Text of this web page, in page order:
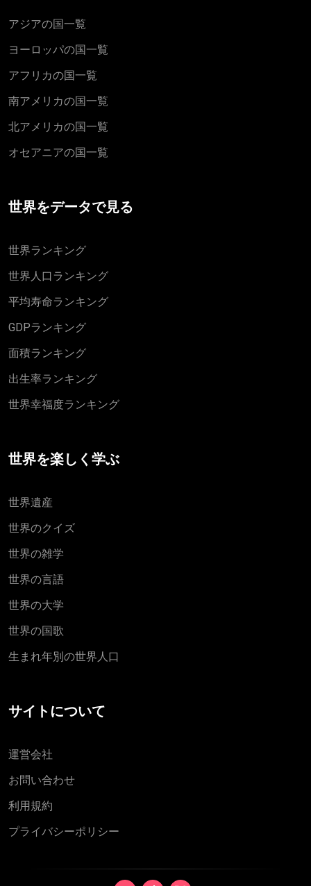
アジアの国一覧
ヨーロッパの国一覧
アフリカの国一覧
南アメリカの国一覧
北アメリカの国一覧
オセアニアの国一覧
世界をデータで見る
世界ランキング
世界人口ランキング
平均寿命ランキング
GDPランキング
面積ランキング
出生率ランキング
世界幸福度ランキング
世界を楽しく学ぶ
世界遺産
世界のクイズ
世界の雑学
世界の言語
世界の大学
世界の国歌
生まれ年別の世界人口
サイトについて
運営会社
お問い合わせ
利用規約
プライバシーポリシー